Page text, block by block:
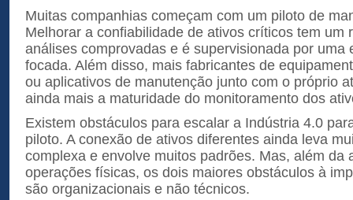
Muitas companhias começam com um piloto de
Melhorar a confiabilidade de ativos críticos tem um
análises comprovadas e é supervisionada por uma
focada. Além disso, mais fabricantes de
ou aplicativos de manutenção junto com o próprio
ainda mais a maturidade do monitoramento dos
Existem obstáculos para escalar a Indústria 4.0
piloto. A conexão de ativos diferentes ainda leva
complexa e envolve muitos padrões. Mas, além da
operações físicas, os dois maiores obstáculos à
são organizacionais e não técnicos.